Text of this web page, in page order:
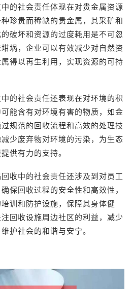
的社会责任体现在对贵金属资源
珍贵而稀缺的贵金属，其采矿和
破坏和资源的过度耗用是不可忽
埚，企业可以有效减少对自然资
得以再生利用，实现资源的可持
的社会责任还表现在对环境的积
能含有对环境有害的物质，如金
规范的回收流程和高效的处理技
少废弃物对环境的污染，为生态
供有力的支持。
收中的社会责任还涉及到对员工
保回收过程的安全性和高效性，
训和防护设施，保障其身体健
回收设施周边社区的利益，减少
护社会的和谐与安宁。